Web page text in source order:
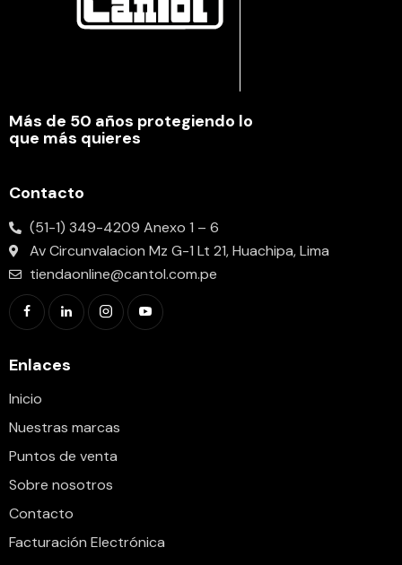
Más de 50 años protegiendo lo
que más quieres
Contacto
(51-1) 349-4209 Anexo 1 – 6
Av Circunvalacion Mz G-1 Lt 21, Huachipa, Lima
tiendaonline@cantol.com.pe
Enlaces
Inicio
Nuestras marcas
Puntos de venta
Sobre nosotros
Contacto
Facturación Electrónica